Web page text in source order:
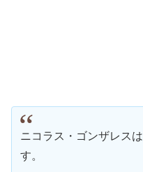
ニコラス・ゴンザレスは
す。